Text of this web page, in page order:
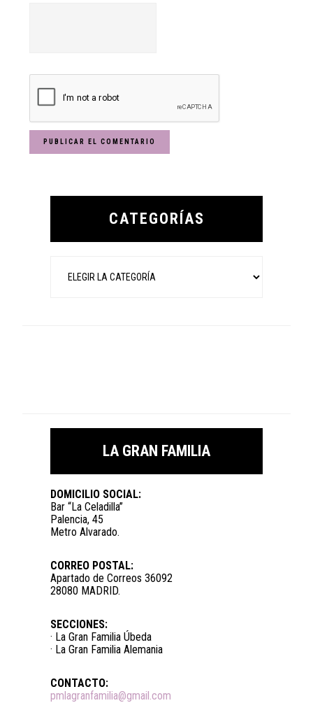
Primary
CATEGORÍAS
LA GRAN FAMILIA
DOMICILIO SOCIAL:
Bar “La Celadilla”
Palencia, 45
Metro Alvarado.
CORREO POSTAL:
Apartado de Correos 36092
28080 MADRID.
SECCIONES:
· La Gran Familia Úbeda
· La Gran Familia Alemania
CONTACTO:
pmlagranfamilia@gmail.com